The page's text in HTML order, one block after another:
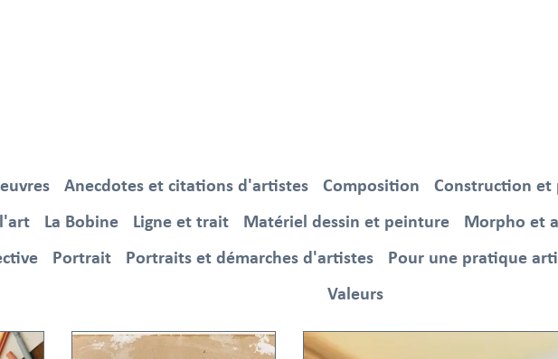
Anecdotes et citations d'artistes Composition
Construction
La Bobine Ligne et trait Matériel dessin et peinture
Morpho et
Portrait Portraits et démarches d'artistes
Pour une pratique
Valeurs